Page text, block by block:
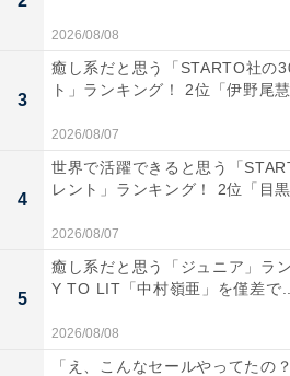
スンが怖くて、泣きながらやっ
（沖縄県 女性）
2026/08/08
3
癒し系だと思う「STARTO社の
ト」ランキング！ 2位「伊野尾慧
2026/08/07
4
世界で活躍できると思う「
レント」ランキング！ 2位「目黒
2026/08/07
5
癒し系だと思う「ジュニア」ラ
Y TO LIT「中村嶺亜」を僅差で...
2026/08/08
「え、こんなセールやってたの